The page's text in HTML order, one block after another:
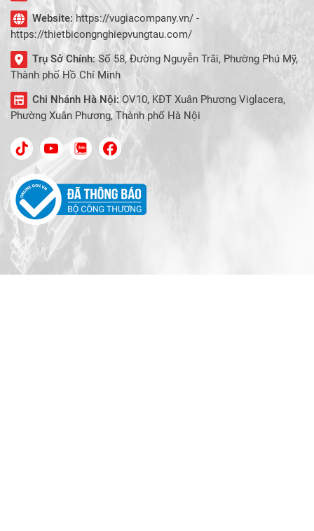
Website: https://vugiacompany.vn/ -
https://thietbicongnghiepvungtau.com/
Trụ Sở Chính: Số 58, Đường Nguyễn Trãi, Phường Phú Mỹ,
Thành phố Hồ Chí Minh
Chi Nhánh Hà Nội:OV10, KĐT Xuân Phương Viglacera,
Phường Xuân Phương, Thành phố Hà Nội